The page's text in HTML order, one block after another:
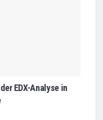
EDX-Analyse in